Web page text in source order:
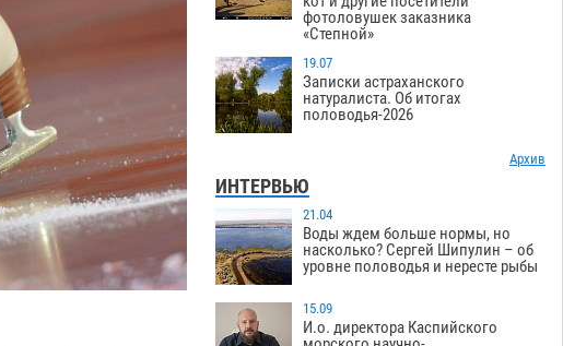
фотоловушек заказника
«Степной»
19.07
Записки астраханского
натуралиста. Об итогах
половодья-2026
Архив
ИНТЕРВЬЮ
21.04
Воды ждем больше нормы, но
насколько? Сергей Шипулин – об
уровне половодья и нересте рыбы
15.09
И.о. директора Каспийского